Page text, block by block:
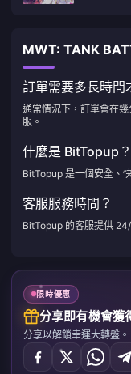
MWT: TANK
訂單需要多長時間
通常情況下，訂單會在
服。
什麼是 BitTopup？
BitTopup 是一個安全、
客服服務時間？
BitTopup 的客服提供
限時優惠
分享即有機會獲
分享以解鎖幸運大轉盤。